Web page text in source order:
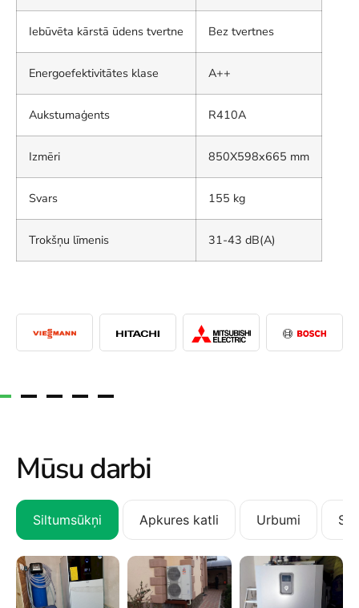
Iebūvēta kārstā ūdens tvertne Bez tvertnes
Energoefektivitātes klase A++
Aukstumaģents R410A
Izmēri 850X598x665 mm
Svars 155 kg
Trokšņu līmenis 31-43 dB(A)
Mūsu darbi
Siltumsūkņi Apkures katli Urbumi